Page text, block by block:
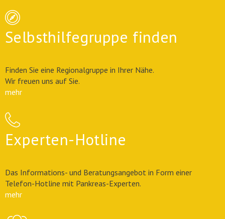
Selbsthilfegruppe finden
Finden Sie eine Regionalgruppe in Ihrer Nähe.
Wir freuen uns auf Sie.
mehr
Experten-Hotline
Das Informations- und Beratungsangebot in Form einer
Telefon-Hotline mit Pankreas-Experten.
mehr